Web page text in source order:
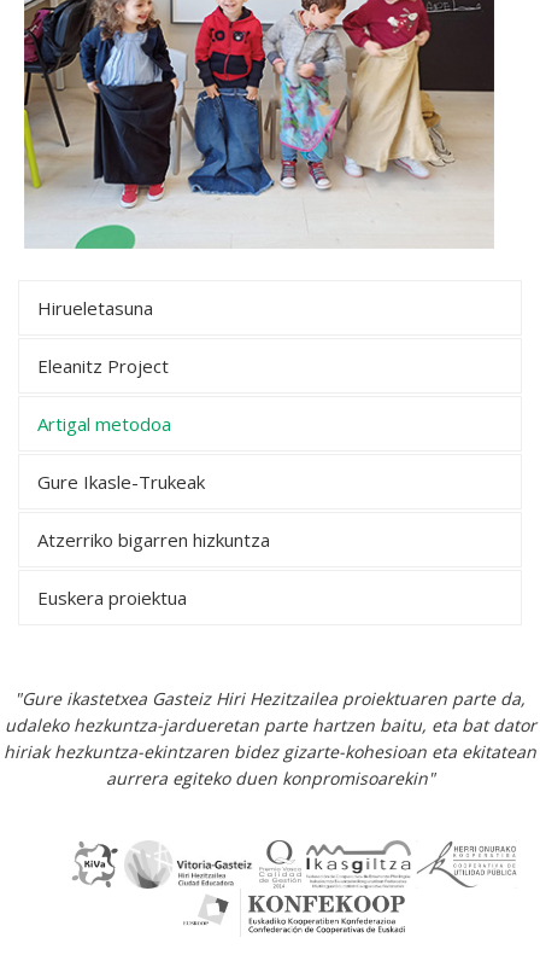
Hirueletasuna
Eleanitz Project
Artigal metodoa
Gure Ikasle-Trukeak
Atzerriko bigarren hizkuntza
Euskera proiektua
"Gure ikastetxea Gasteiz Hiri Hezitzailea proiektuaren parte da,
udaleko hezkuntza-jardueretan parte hartzen baitu, eta bat dator
hiriak hezkuntza-ekintzaren bidez gizarte-kohesioan eta ekitatean
aurrera egiteko duen konpromisoarekin"